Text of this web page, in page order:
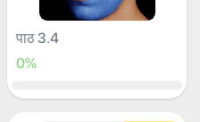
पाठ 3.4
0%